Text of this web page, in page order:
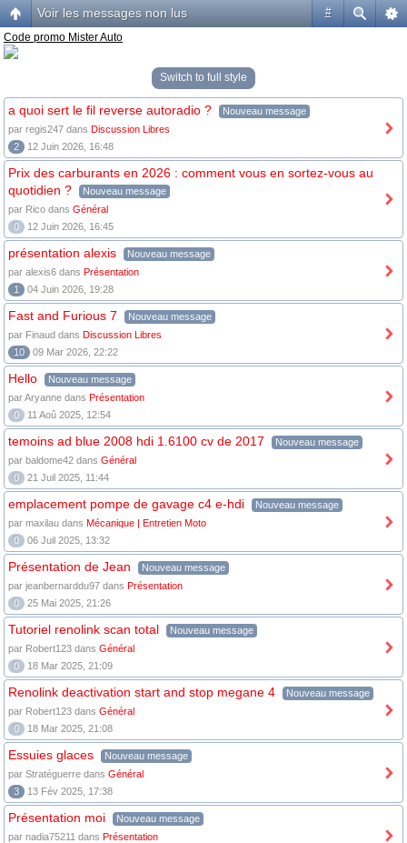
#
Voir les messages non lus
Code promo Mister Auto
Switch to full style
a quoi sert le fil reverse autoradio ?
Nouveau message
par regis247 dans Discussion Libres
2
12 Juin 2026, 16:48
Prix des carburants en 2026 : comment vous en sortez-vous au
quotidien ?
Nouveau message
par Rico dans Général
0
12 Juin 2026, 16:45
présentation alexis
Nouveau message
par alexis6 dans Présentation
1
04 Juin 2026, 19:28
Fast and Furious 7
Nouveau message
par Finaud dans Discussion Libres
10
09 Mar 2026, 22:22
Hello
Nouveau message
par Aryanne dans Présentation
0
11 Aoû 2025, 12:54
temoins ad blue 2008 hdi 1.6100 cv de 2017
Nouveau message
par baldome42 dans Général
0
21 Juil 2025, 11:44
emplacement pompe de gavage c4 e-hdi
Nouveau message
par maxilau dans Mécanique | Entretien Moto
0
06 Juil 2025, 13:32
Présentation de Jean
Nouveau message
par jeanbernarddu97 dans Présentation
0
25 Mai 2025, 21:26
Tutoriel renolink scan total
Nouveau message
par Robert123 dans Général
0
18 Mar 2025, 21:09
Renolink deactivation start and stop megane 4
Nouveau message
par Robert123 dans Général
0
18 Mar 2025, 21:08
Essuies glaces
Nouveau message
par Stratéguerre dans Général
3
13 Fév 2025, 17:38
Présentation moi
Nouveau message
par nadia75211 dans Présentation